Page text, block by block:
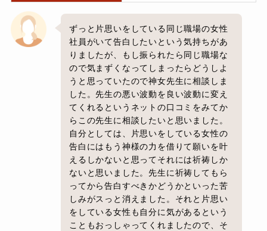
ずっと片思いをしている同じ職場の女性
社員がいて告白したいという気持ちがあ
りましたが、もし振られたら同じ職場な
ので気まずくなってしまったらどうしよ
うと思っていたので神女先生に相談しま
した。先生の悪い波動を良い波動に変え
てくれるというネットの口コミをみてか
らこの先生に相談したいと思いました。
自分としては、片思いをしている女性の
告白にはもう神様の力を借りて願いを叶
えるしかないと思ってそれには祈祷しか
ないと思いました。先生に祈祷してもら
ってから告白すべきかどうかといった苦
しみがスっと消えました。それと片思い
をしている女性も自分に気があるという
こともおっしゃってくれましたので、そ